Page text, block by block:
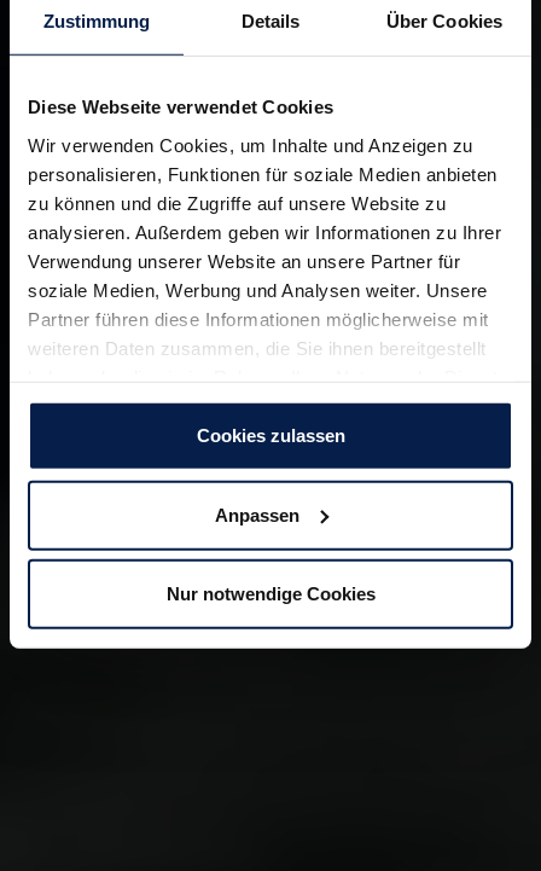
Zustimmung Details Über Cookies
Diese Webseite verwendet Cookies
Wir verwenden Cookies, um Inhalte und Anzeigen zu
personalisieren, Funktionen für soziale Medien anbieten
zu können und die Zugriffe auf unsere Website zu
analysieren. Außerdem geben wir Informationen zu Ihrer
Verwendung unserer Website an unsere Partner für
soziale Medien, Werbung und Analysen weiter. Unsere
Partner führen diese Informationen möglicherweise mit
weiteren Daten zusammen, die Sie ihnen bereitgestellt
gesammelt haben. ZurDatenschutzerklärung.
Cookies zulassen
Anpassen
Nur notwendige Cookies